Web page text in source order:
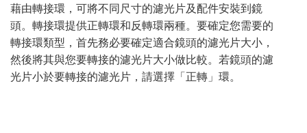
藉由轉接環，可將不同尺寸的濾光片及配件安裝到鏡
頭。轉接環提供正轉環和反轉環兩種。要確定您需要的
轉接環類型，首先務必要確定適合鏡頭的濾光片大小，
然後將其與您要轉接的濾光片大小做比較。若鏡頭的濾
光片小於要轉接的濾光片，請選擇「正轉」環。